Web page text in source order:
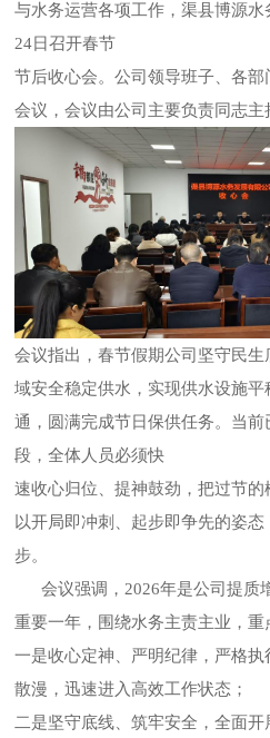
与水务运营各项工作，渠县博源水
24日召开春节
节后收心会。公司领导班子、各
会议，会议由公司主要负责同志主
会议指出，春节假期公司坚守民
域安全稳定供水，实现供水设施
通，圆满完成节日保供任务。当
段，全体人员必须快
速收心归位、提神鼓劲，把过节的
以开局即冲刺、起步即争先的姿
步。
会议强调，2026年是公司提质
重要一年，围绕水务主责主业，重
一是收心定神、严明纪律，严格
散漫，迅速进入高效工作状态；
二是坚守底线、筑牢安全，全面